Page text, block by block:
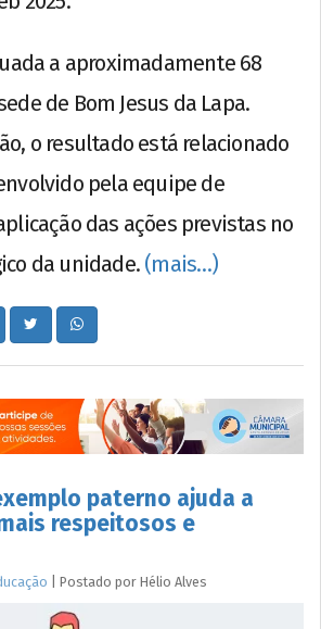
a aproximadamente 68
de Bom Jesus da Lapa.
o resultado está relacionado
pela equipe de
das ações previstas no
da unidade. (mais…)
paterno ajuda a
respeitosos e
Postado por Hélio Alves